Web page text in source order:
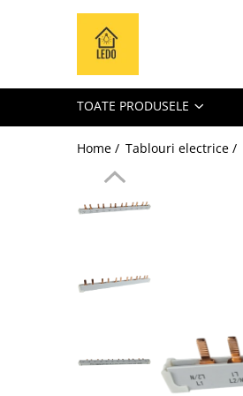
Toate Produsele
Tuburi LED
Tablouri electrice
Tablouri organizare de santier
Sigurante automate
TOATE PRODUSELE
Home / Tablouri electrice /